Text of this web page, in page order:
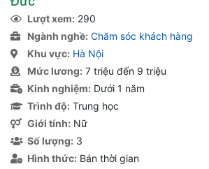
Lượt xem: 290
Ngành nghề: Chăm sóc khách hàng
Khu vực: Hà Nội
Mức lương: 7 triệu đến 9 triệu
Kinh nghiệm: Dưới 1 năm
Trình độ: Trung học
Giới tính: Nữ
Số lượng: 3
Hình thức: Bán thời gian